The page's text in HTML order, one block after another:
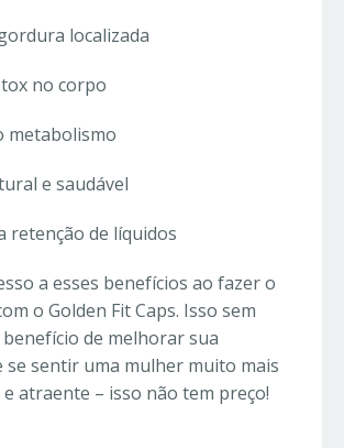
localizada
no corpo
metabolismo
e saudável
retenção de líquidos
a esses benefícios ao fazer o
o Golden Fit Caps. Isso sem
de melhorar sua
se sentir uma mulher muito mais
atraente – isso não tem preço!